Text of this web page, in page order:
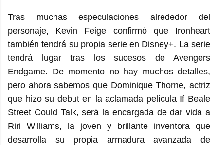
Tras muchas especulaciones alrededor del
personaje, Kevin Feige confirmó que Ironheart
también tendrá su propia serie en Disney+. La serie
tendrá lugar tras los sucesos de Avengers
Endgame. De momento no hay muchos detalles,
pero ahora sabemos que Dominique Thorne, actriz
que hizo su debut en la aclamada película If Beale
Street Could Talk, será la encargada de dar vida a
Riri Williams, la joven y brillante inventora que
desarrolla su propia armadura avanzada de